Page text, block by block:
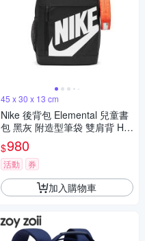
45 x 30 x 13 cm
Nike 後背包 Elemental 兒童書
包 黑灰 附造型筆袋 雙肩背 HJ
4186-070
$980
活動 券
加入購物車